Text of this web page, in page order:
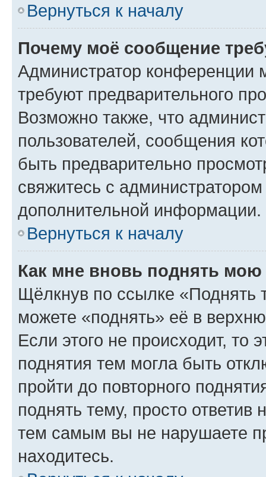
Вернуться к началу
Почему моё сообщение
Администратор конференции
требуют предварительного
Возможно также, что
пользователей, сообщения
быть предварительно
свяжитесь с
дополнительной информации.
Вернуться к началу
Как мне вновь поднять мою
Щёлкнув по ссылке «Поднять
можете «поднять» её в
Если этого не происходит, то
поднятия тем могла быть
пройти до повторного
поднять тему, просто ответив
тем самым вы не нарушаете
находитесь.